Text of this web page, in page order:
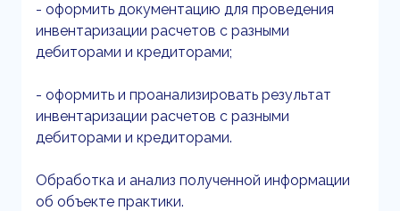
- оформить документацию для проведения
инвентаризации расчетов с разными
дебиторами и кредиторами;
- оформить и проанализировать результат
инвентаризации расчетов с разными
дебиторами и кредиторами.
Обработка и анализ полученной информации
об объекте практики.